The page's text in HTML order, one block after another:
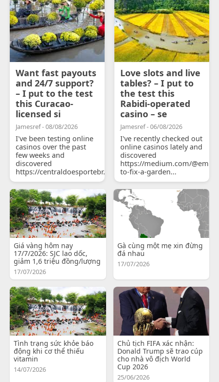
Want fast payouts
and 24/7 support?
– I put to the test
this Curacao-
licensed si
Jamesref - 08/08/2026
I've been testing online
casinos over the past
few weeks and
discovered
https://centraldoesportebr.substack.com/p/cucure...
Love slots and live
tables? – I put to
the test this
Rabidi-operated
casino – se
Jamesref - 06/08/2026
I've recently checked out
online casinos lately and
discovered
https://medium.com/
to-fix-a-garden...
Giá vàng hôm nay
17/7/2026: SJC lao dốc,
giảm 1,6 triệu đồng/lượng
17/07/2026
Gà cùng một mẹ xin đừng
đá nhau
17/07/2026
Tình trạng sức khỏe báo
động khi cơ thể thiếu
vitamin
14/07/2026
Chủ tịch FIFA xác nhận:
Donald Trump sẽ trao cúp
cho nhà vô địch World
Cup 2026
25/06/2026